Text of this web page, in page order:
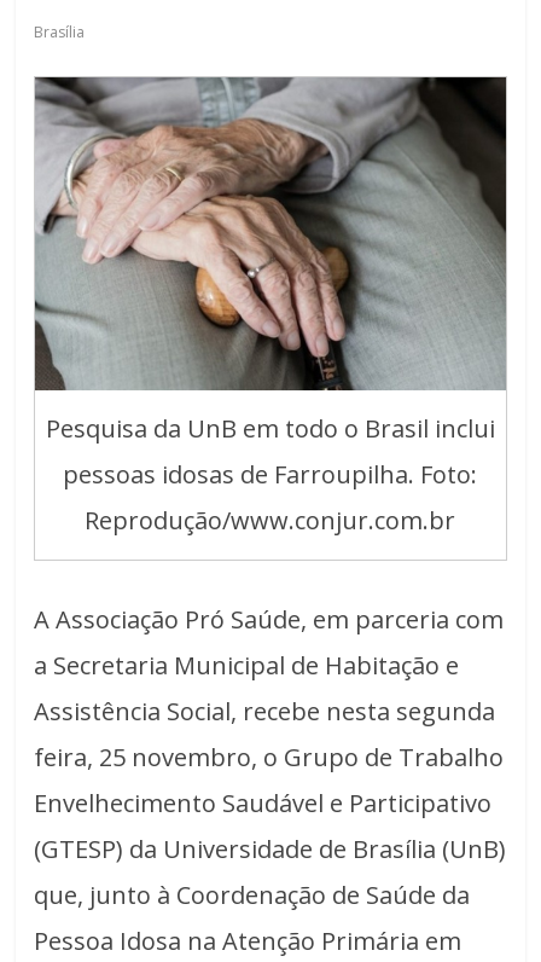
Brasília
Pesquisa da UnB em todo o Brasil inclui
pessoas idosas de Farroupilha. Foto:
Reprodução/www.conjur.com.br
A Associação Pró Saúde, em parceria com
a Secretaria Municipal de Habitação e
Assistência Social, recebe nesta segunda
feira, 25 novembro, o Grupo de Trabalho
Envelhecimento Saudável e Participativo
(GTESP) da Universidade de Brasília (UnB)
que, junto à Coordenação de Saúde da
Pessoa Idosa na Atenção Primária em